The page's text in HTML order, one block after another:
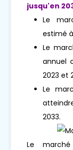
jusqu'en
Le
estimé
Le
annuel
2023 et
Le
2033.
Le